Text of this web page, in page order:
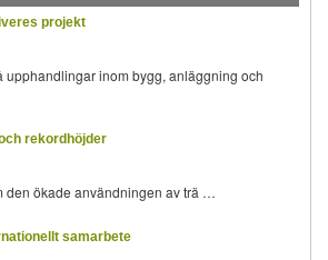
projekt
upphandlingar inom bygg, anläggning och
rekordhöjder
den ökade användningen av trä …
samarbete